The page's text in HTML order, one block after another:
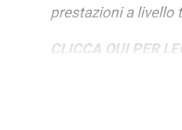
prestazioni a livello
CLICCA QUI PER